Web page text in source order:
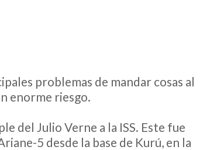
problemas de mandar cosas al
enorme riesgo.
del Julio Verne a la ISS. Este fue
5 desde la base de Kurú, en la